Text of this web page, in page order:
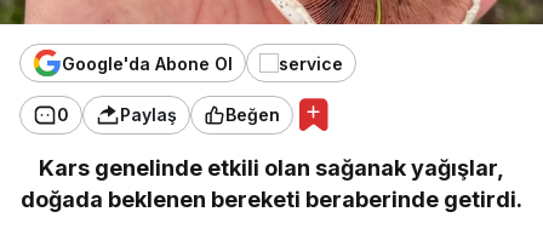
Google'da Abone Ol
0 Paylaş Beğen
Kars genelinde etkili olan sağanak yağışlar,
doğada beklenen bereketi beraberinde getirdi.